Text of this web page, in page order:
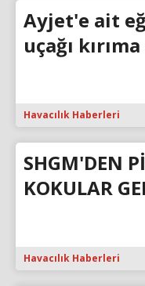
Ayjet'e ait
uçağı
Havacılık Haberleri
SHGM'DEN
KOKULAR
Havacılık Haberleri